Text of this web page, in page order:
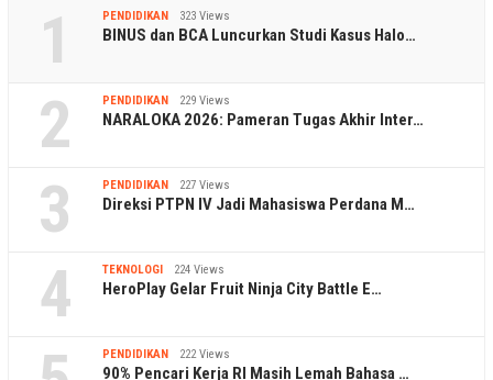
1 PENDIDIKAN 323 Views
BINUS dan BCA Luncurkan Studi Kasus Halo…
2 PENDIDIKAN 229 Views
NARALOKA 2026: Pameran Tugas Akhir Inter…
3 PENDIDIKAN 227 Views
Direksi PTPN IV Jadi Mahasiswa Perdana M…
4 TEKNOLOGI 224 Views
HeroPlay Gelar Fruit Ninja City Battle E…
PENDIDIKAN 222 Views
90% Pencari Kerja RI Masih Lemah Bahasa …